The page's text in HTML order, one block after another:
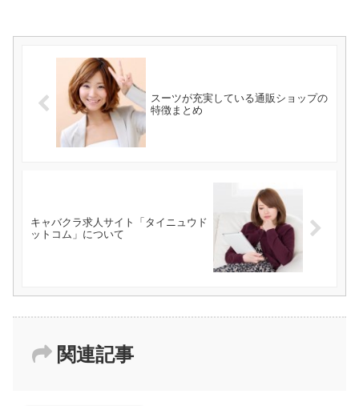
スーツが充実している通販ショップの
特徴まとめ
キャバクラ求人サイト「タイニュウド
ットコム」について
関連記事